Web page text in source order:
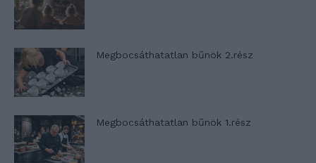
Megbocsáthatatlan bűnök 2.rész
Megbocsáthatatlan bűnök 1.rész